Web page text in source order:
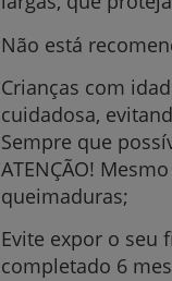
Não está
Crianças com
cuidadosa,
Sempre que
ATENÇÃO!
queimaduras;
Evite expor o seu
completado 6